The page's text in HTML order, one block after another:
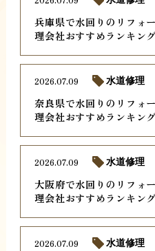
兵庫県で水回りのリフォ
理会社おすすめランキン
奈良県で水回りのリフォ
理会社おすすめランキン
2026.07.09 水道修理
大阪府で水回りのリフォ
理会社おすすめランキン
2026.07.09 水道修理
2026.07.09 水道修理